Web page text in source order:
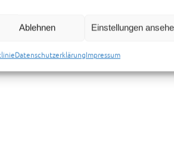
Ablehnen Einstellungen
DatenschutzerklärungImpressum
(0) Preisvorschlag senden